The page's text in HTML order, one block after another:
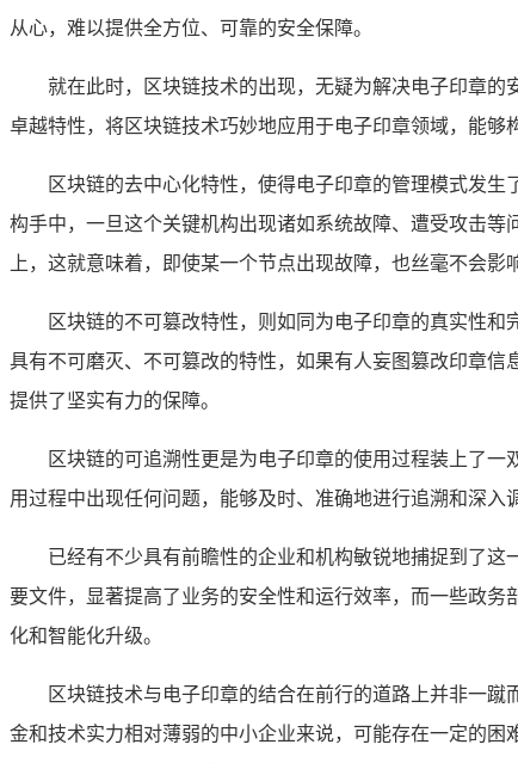
从心，难以提供全方位、可靠的安全保障。
就在此时，区块链技术的出现，无疑为解决电子印章
卓越特性，将区块链技术巧妙地应用于电子印章领域，能够
区块链的去中心化特性，使得电子印章的管理模式发
构手中，一旦这个关键机构出现诸如系统故障、遭受攻击
上，这就意味着，即使某一个节点出现故障，也丝毫不会
区块链的不可篡改特性，则如同为电子印章的真实性
具有不可磨灭、不可篡改的特性，如果有人妄图篡改印章
提供了坚实有力的保障。
区块链的可追溯性更是为电子印章的使用过程装上了
用过程中出现任何问题，能够及时、准确地进行追溯和深
已经有不少具有前瞻性的企业和机构敏锐地捕捉到了
要文件，显著提高了业务的安全性和运行效率，而一些政
化和智能化升级。
区块链技术与电子印章的结合在前行的道路上并非一
金和技术实力相对薄弱的中小企业来说，可能存在一定的